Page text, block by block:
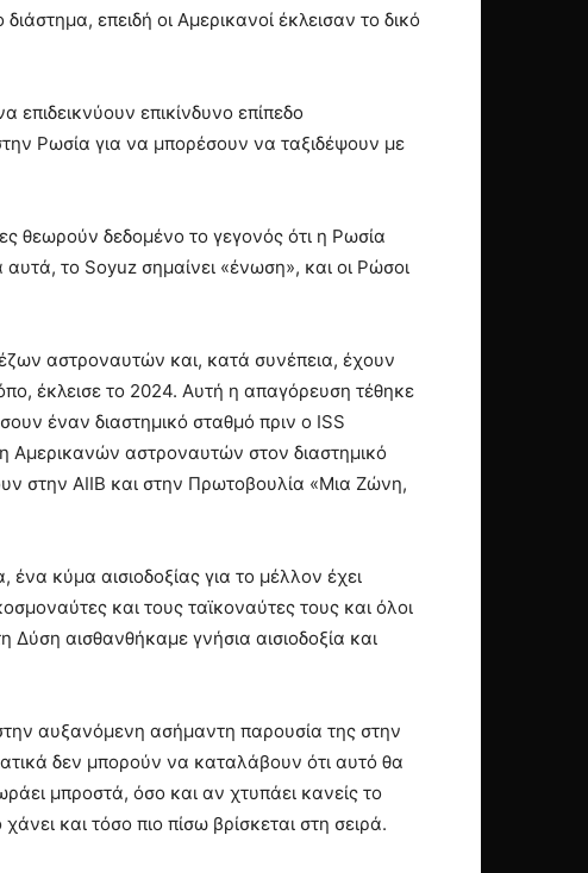
επειδή οι Αμερικανοί έκλεισαν το δικό
επικίνδυνο επίπεδο
Ρωσία για να μπορέσουν να ταξιδέψουν με
θεωρούν δεδομένο το γεγονός ότι η Ρωσία
το Soyuz σημαίνει «ένωση», και οι Ρώσοι
αστροναυτών και, κατά συνέπεια, έχουν
έκλεισε το 2024. Αυτή η απαγόρευση τέθηκε
έναν διαστημικό σταθμό πριν ο ISS
Αμερικανών αστροναυτών στον διαστημικό
στην AIIB και στην Πρωτοβουλία «Μια Ζώνη,
κύμα αισιοδοξίας για το μέλλον έχει
και τους ταϊκοναύτες τους και όλοι
Δύση αισθανθήκαμε γνήσια αισιοδοξία και
αυξανόμενη ασήμαντη παρουσία της στην
δεν μπορούν να καταλάβουν ότι αυτό θα
μπροστά, όσο και αν χτυπάει κανείς το
και τόσο πιο πίσω βρίσκεται στη σειρά.